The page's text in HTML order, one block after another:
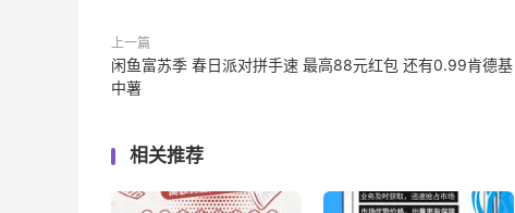
上一篇
闲鱼富苏季 春日派对拼手速 最高88元红包 还有0.99肯德基
中薯
相关推荐